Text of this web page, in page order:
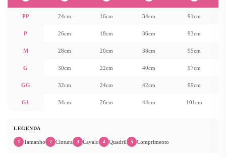
PP 24cm 16cm 34cm 91cm
P 26cm 18cm 36cm 93cm
M 28cm 20cm 38cm 95cm
G 30cm 22cm 40cm 97cm
GG 32cm 24cm 42cm 99cm
G1 34cm 26cm 44cm 101cm
LEGENDA
1 Tamanho 2 Cintura 3 Cavalo 4 Quadril 5 Comprimento